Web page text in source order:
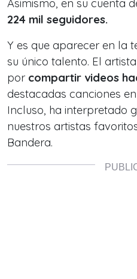
Asimismo, en su cuenta
224 mil seguidores.
Y es que aparecer en la
su único talento. El
por compartir videos
destacadas canciones
Incluso, ha interpretado
nuestros artistas
Bandera.